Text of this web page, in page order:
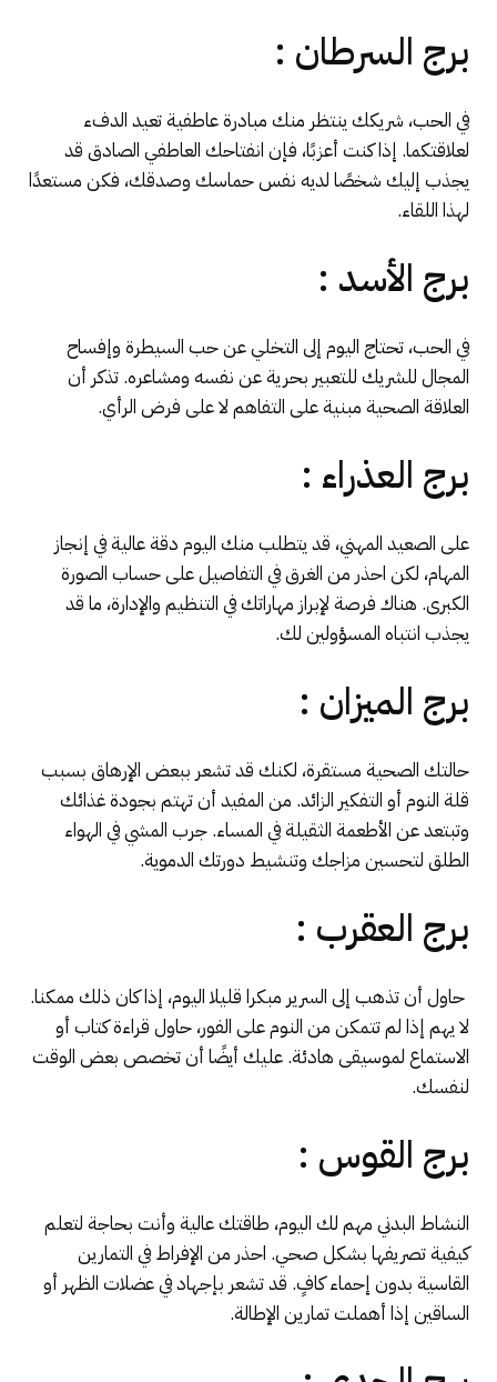
برج السرطان :
في الحب، شريكك ينتظر منك مبادرة عاطفية تعيد الدفء
لعلاقتكما. إذا كنت أعزبًا، فإن انفتاحك العاطفي الصادق قد
يجذب إليك شخصًا لديه نفس حماسك وصدقك، فكن مستعدًا
لهذا اللقاء.
برج الأسد :
في الحب، تحتاج اليوم إلى التخلي عن حب السيطرة وإفساح
المجال للشريك للتعبير بحرية عن نفسه ومشاعره. تذكر أن
العلاقة الصحية مبنية على التفاهم لا على فرض الرأي.
برج العذراء :
على الصعيد المهني، قد يتطلب منك اليوم دقة عالية في إنجاز
المهام، لكن احذر من الغرق في التفاصيل على حساب الصورة
الكبرى. هناك فرصة لإبراز مهاراتك في التنظيم والإدارة، ما قد
يجذب انتباه المسؤولين لك.
برج الميزان :
حالتك الصحية مستقرة، لكنك قد تشعر ببعض الإرهاق بسبب
قلة النوم أو التفكير الزائد. من المفيد أن تهتم بجودة غذائك
وتبتعد عن الأطعمة الثقيلة في المساء. جرب المشي في الهواء
الطلق لتحسين مزاجك وتنشيط دورتك الدموية.
برج العقرب :
​​ حاول أن تذهب إلى السرير مبكرا قليلا اليوم، إذا كان ذلك ممكنا.
لا يهم إذا لم تتمكن من النوم على الفور، حاول قراءة كتاب أو
الاستماع لموسيقى هادئة. عليك أيضًا أن تخصص بعض الوقت
لنفسك.
برج القوس :
النشاط البدني مهم لك اليوم، طاقتك عالية وأنت بحاجة لتعلم
كيفية تصريفها بشكل صحي. احذر من الإفراط في التمارين
القاسية بدون إحماء كافٍ. قد تشعر بإجهاد في عضلات الظهر أو
الساقين إذا أهملت تمارين الإطالة.